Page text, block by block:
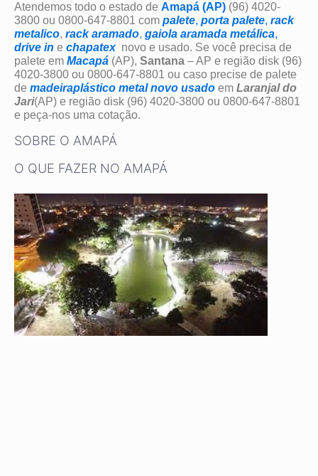
Atendemos todo o estado de Amapá (AP) (96) 4020-
3800 ou 0800-647-8801 com palete, porta palete, rack
metalico, rack aramado, gaiola aramada metálica,
drive in e chapatexnovo e usado. Se você precisa de
palete em Macapá (AP), Santana – AP e região disk (96)
4020-3800 ou 0800-647-8801 ou caso precise de palete
de madeiraplástico metal novo usado em Laranjal do
Jari(AP) e região disk (96) 4020-3800 ou 0800-647-8801
e peça-nos uma cotação.
SOBRE O AMAPÁ
O QUE FAZER NO AMAPÁ